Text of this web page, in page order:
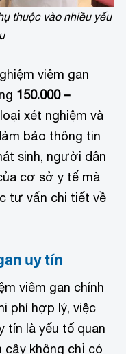
thuộc vào nhiều yếu
viêm gan
150.000 –
xét nghiệm và
bảo thông tin
sinh, người dân
cơ sở y tế mà
tư vấn chi tiết về
uy tín
viêm gan chính
phí hợp lý, việc
tín là yếu tố quan
không chỉ có